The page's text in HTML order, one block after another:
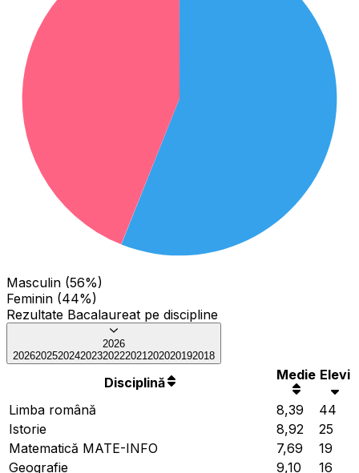
Masculin (56%)
Feminin (44%)
Rezultate Bacalaureat pe discipline
2026
202620252024202320222021 202020192018
Disciplină Medie Elevi
Limba română 8,39
44
Istorie
8,92
25
Matematică MATE-INFO
7,69
19
Geografie
9,10 16